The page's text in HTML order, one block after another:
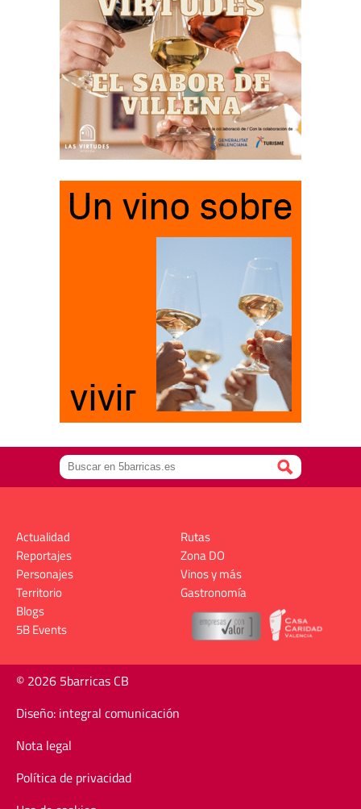
Actualidad
Reportajes
Personajes
Territorio
Rutas
Zona DO
Vinos y más
Gastronomía
Blogs
5B Events
© 2026 5barricas CB
Diseño: integral comunicación
Nota legal
Política de privacidad